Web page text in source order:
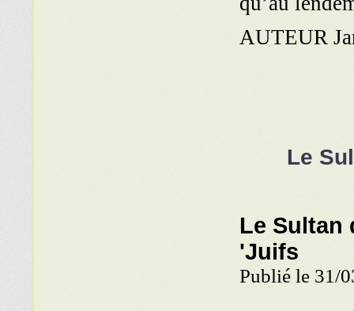
AUTEUR
Le
'Le
Juifs'
Publié le 31/